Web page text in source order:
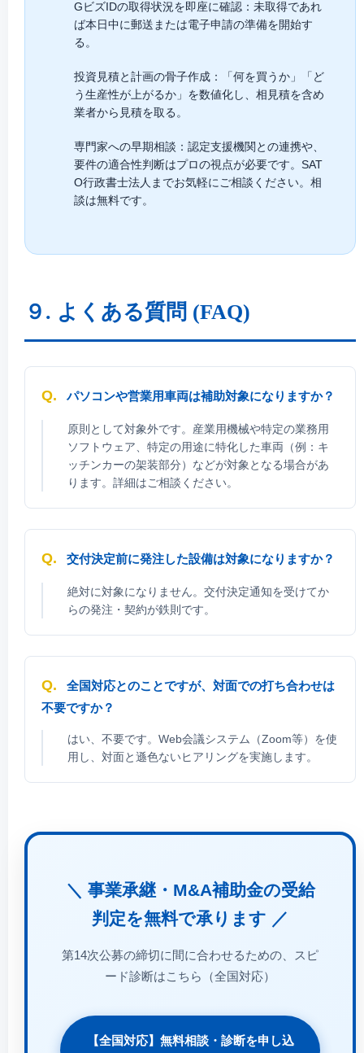
GビズIDの取得状況を即座に確認： 未取得であれ
ば本日中に郵送または電子申請の準備を開始す
る。
投資見積と計画の骨子作成：
「何を買うか」「ど
う生産性が上がるか」を数値化し、相見積を含め
業者から見積を取る。
専門家への早期相談： 認定支援機関との連携や、
要件の適合性判断はプロの視点が必要です。SAT
O行政書士法人までお気軽にご相談ください。 相
談は無料です。
９. よくある質問 (FAQ)
パソコンや営業用車両は補助対象になりますか？
原則として対象外です。産業用機械や特定の業務用
ソフトウェア、特定の用途に特化した車両（例：キ
ッチンカーの架装部分）などが対象となる場合があ
ります。詳細はご相談ください。
交付決定前に発注した設備は対象になりますか？
絶対に対象になりません。 交付決定通知を受けてか
らの発注・契約が鉄則です。
全国対応とのことですが、対面での打ち合わせは
不要ですか？
はい、不要です。Web会議システム（Zoom等）を使
用し、対面と遜色ないヒアリングを実施します。
＼ 事業承継・M&A補助金の受給
判定を無料で承ります ／
第14次公募の締切に間に合わせるための、スピ
ード診断はこちら（全国対応）
【全国対応】無料相談・診断を申し込